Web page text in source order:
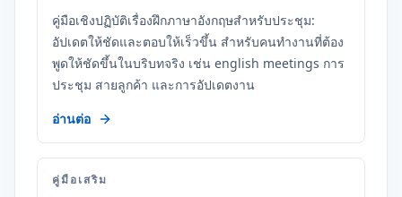
คู่มือเชิงปฏิบัติเรื่องฝึกภาษาอังกฤษสำหรับประชุม:
อัปเดตให้ชัดและตอบให้เร็วขึ้น สำหรับคนทำงานที่ต้อง
พูดให้ชัดขึ้นในบริบทจริง เช่น english meetings การ
ประชุม สายลูกค้า และการอัปเดตงาน
อ่านต่อ
คู่มือเสริม